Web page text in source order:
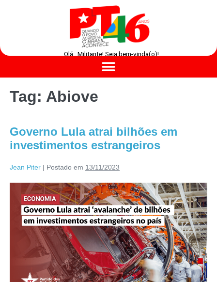
Olá , Militante! Seja bem-vinda(o)!
Tag: Abiove
Governo Lula atrai bilhões em
investimentos estrangeiros
Jean Piter | Postado em 13/11/2023